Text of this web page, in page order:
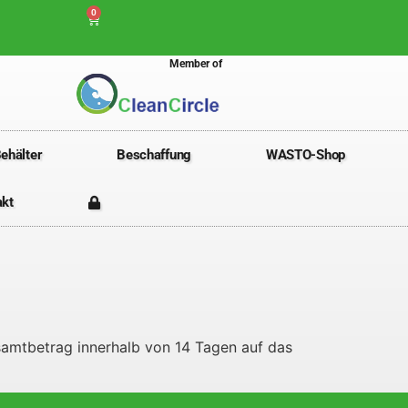
0
Member of
Beschaffung WASTO-Shop
innerhalb von 14 Tagen auf das